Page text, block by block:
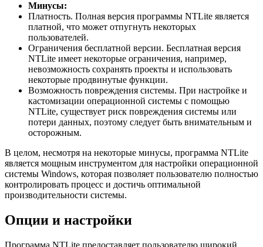
Минусы:
Платность. Полная версия программы NTLite является
платной, что может отпугнуть некоторых
пользователей.
Ограничения бесплатной версии. Бесплатная версия
NTLite имеет некоторые ограничения, например,
невозможность сохранять проекты и использовать
некоторые продвинутые функции.
Возможность повреждения системы. При настройке и
кастомизации операционной системы с помощью
NTLite, существует риск повреждения системы или
потери данных, поэтому следует быть внимательным и
осторожным.
В целом, несмотря на некоторые минусы, программа NTLite
является мощным инструментом для настройки операционной
системы Windows, которая позволяет пользователю полностью
контролировать процесс и достичь оптимальной
производительности системы.
Опции и настройки
Программа NTLite предоставляет пользователю широкий